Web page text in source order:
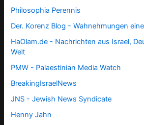
Philosophia Perennis
Der. Korenz Blog - Wahnehmungen
HaOlam.de - Nachrichten aus Israel,
Welt
PMW - Palaestinian Media Watch
BreakingIsraelNews
JNS - Jewish News Syndicate
Henny Jahn